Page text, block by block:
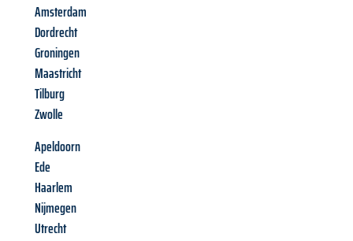
Amsterdam
Dordrecht
Groningen
Maastricht
Tilburg
Zwolle
Apeldoorn
Ede
Haarlem
Nijmegen
Utrecht